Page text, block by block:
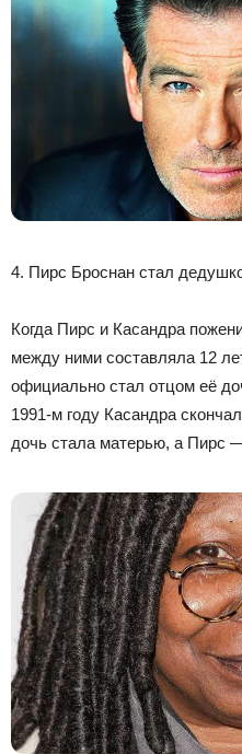
4. Пирс Броснан стал
Когда Пирс и Касандра
между ними составляла 12
официально стал отцом её
1991-м году Касандра
дочь стала матерью, а Пирс